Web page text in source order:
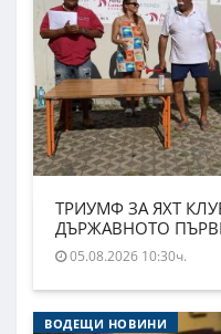
ТРИУМФ ЗА ЯХТ
ДЪРЖАВНОТО
05.08.2026 10:30ч.
ВОДЕЩИ НОВИНИ